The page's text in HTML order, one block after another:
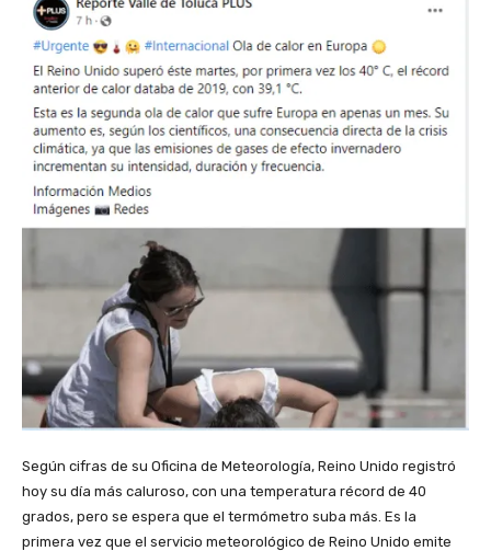
Según cifras de su Oficina de Meteorología, Reino Unido registró
hoy su día más caluroso, con una temperatura récord de 40
grados, pero se espera que el termómetro suba más. Es la
primera vez que el servicio meteorológico de Reino Unido emite